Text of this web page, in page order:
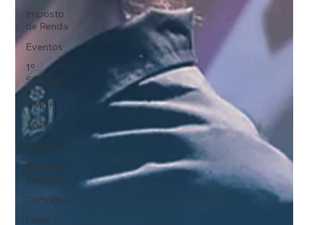
Imposto
de Renda
Eventos
1º
Seminário
ASOF
PMDF
AGO
Eleições
Reajuste
Salarial
Convênios
Laser